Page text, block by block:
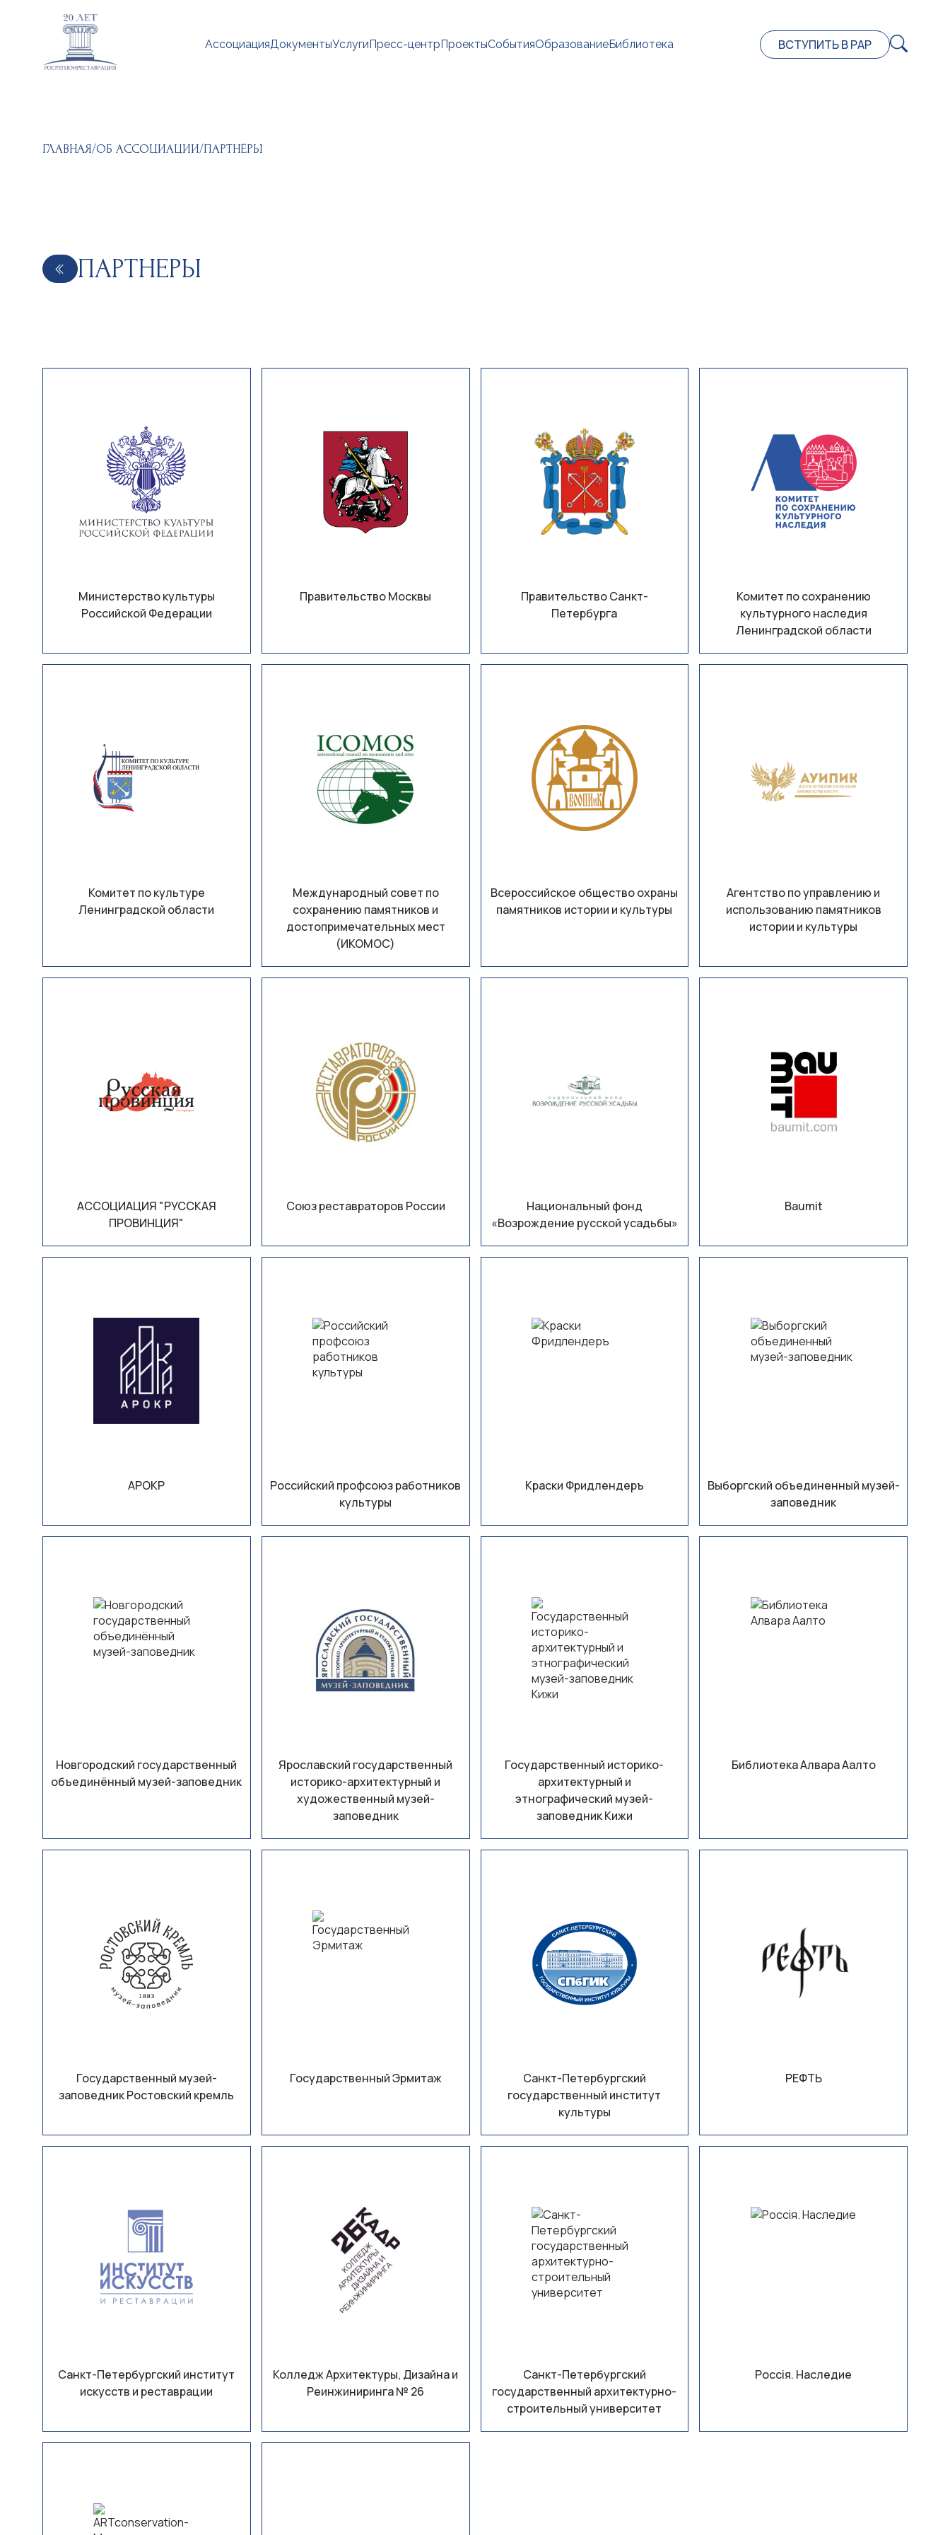
АссоциацияДокументыУслугиПресс-центрПроектыСобытияОбразованиеБиблиотека ВСТУПИТЬ В РАР
ГЛАВНАЯ/ОБ АССОЦИАЦИИ/ПАРТНЁРЫ
ПАРТНЕРЫ
Министерство культуры
Российской Федерации
Правительство Москвы
Правительство Санкт-
Петербурга
Комитет по сохранению
культурного наследия
Ленинградской области
Комитет по культуре
Ленинградской области
Международный совет по
сохранению памятников и
достопримечательных мест
(ИКОМОС)
Всероссийское общество охраны
памятников истории и культуры
Агентство по управлению и
использованию памятников
истории и культуры
АССОЦИАЦИЯ "РУССКАЯ
ПРОВИНЦИЯ"
Союз реставраторов России
Национальный фонд
«Возрождение русской усадьбы»
Baumit
АРОКР
Российский профсоюз работников
культуры
Краски Фридлендеръ
Выборгский объединенный музей-
заповедник
Новгородский государственный
объединённый музей-заповедник
Ярославский государственный
историко-архитектурный и
художественный музей-
заповедник
Государственный историко-
архитектурный и
этнографический музей-
заповедник Кижи
Библиотека Алвара Аалто
Государственный музей-
заповедник Ростовский кремль
Государственный Эрмитаж
Санкт-Петербургский
государственный институт
культуры
РЕФТЬ
Санкт-Петербургский институт
искусств и реставрации
Колледж Архитектуры, Дизайна и
Реинжиниринга № 26
Санкт-Петербургский
государственный архитектурно-
строительный университет
Россiя. Наследие